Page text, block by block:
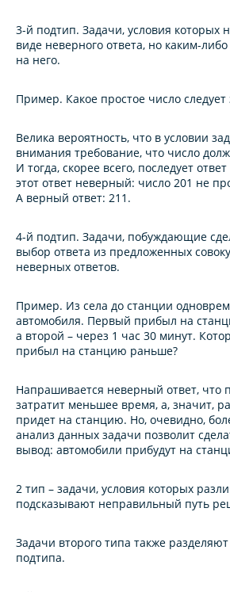
3-й подтип. Задачи, условия которых
виде неверного ответа, но каким-
на него.
Пример. Какое простое число
Велика вероятность, что в условии
внимания требование, что число
И тогда, скорее всего, последует
этот ответ неверный: число 201 не
А верный ответ: 211.
4-й подтип. Задачи, побуждающие
выбор ответа из предложенных
неверных ответов.
Пример. Из села до станции
автомобиля. Первый прибыл на
а второй – через 1 час 30 минут.
прибыл на станцию раньше?
Напрашивается неверный ответ, что
затратит меньшее время, а, значит,
придет на станцию. Но, очевидно,
анализ данных задачи позволит
вывод: автомобили прибудут на
2 тип – задачи, условия которых
подсказывают неправильный путь
Задачи второго типа также
подтипа.